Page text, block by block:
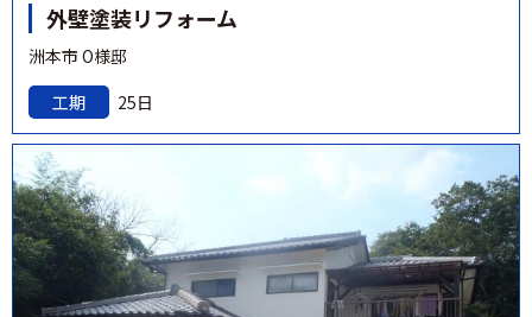
外壁塗装リフォーム
洲本市 O様邸
工期
25日